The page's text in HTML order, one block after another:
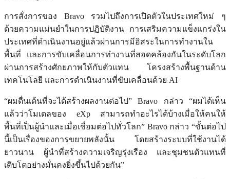
การสั่งการของ Bravo รวมไปถึงการเปิดตัวในประเทศใหม่ ๆ
ด้วยความแม่นยำในการปฏิบัติงาน การเสริมความแข็งแกร่งใน
ประเทศที่ดำเนินงานอยู่แล้วผ่านการมีอิสระในการทำงานใน
พื้นที่ และการขับเคลื่อนการทำงานที่สอดคล้องกันในระดับโลก
ผ่านการสร้างศักยภาพให้กับตัวแทน โครงสร้างพื้นฐานด้าน
เทคโนโลยี และการดำเนินงานที่ขับเคลื่อนด้วย AI
“ผมตื่นเต้นที่จะได้สร้างผลงานต่อไป” Bravo กล่าว “ผมได้เห็น
แล้วว่าโมเดลของ eXp สามารถทำอะไรได้บ้างเมื่อให้คนให้
พื้นที่เป็นผู้นำและเมื่อเชื่อมต่อไปทั่วโลก” Bravo กล่าว “ขั้นต่อไป
นี้เป็นเรื่องของการขยายพลังนั้น โดยสร้างระบบที่ใช้งานได้
ยาวนาน ผู้นำที่สร้างความเจริญรุ่งเรือง และชุมชนตัวแทนที่
เติบโตอย่างมั่นคงยิ่งขึ้นไปด้วยกัน”